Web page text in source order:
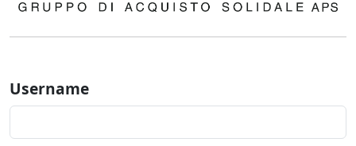
Username